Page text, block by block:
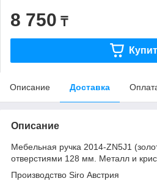
8 750 ₸
Описание Доставка
Описание
Мебельная ручка 2014-ZN5J1
отверстиями 128 мм. Металл и
Производство Siro Австрия